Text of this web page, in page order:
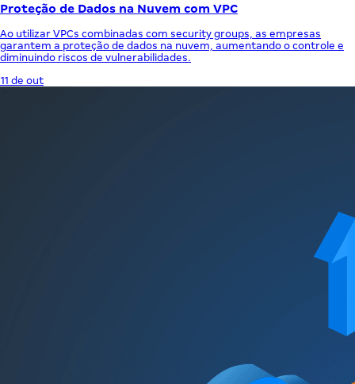
Proteção de Dados na Nuvem com VPC
Ao utilizar VPCs combinadas com security groups, as empresas
garantem a proteção de dados na nuvem, aumentando o controle e
diminuindo riscos de vulnerabilidades.
11 de out